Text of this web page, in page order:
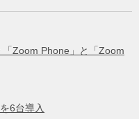
Zoom Phone」と「Zoom
6台導入